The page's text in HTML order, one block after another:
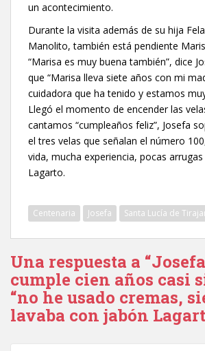
un acontecimiento.
Durante la visita además de su hija
Manolito, también está pendiente
“Marisa es muy buena también”, dice
que “Marisa lleva siete años con mi
cuidadora que ha tenido y estamos
Llegó el momento de encender las
cantamos “cumpleaños feliz”, Josefa
el tres velas que señalan el número
vida, mucha experiencia, pocas
Lagarto.
Centenaria Josefa Santa Lucía de
Una respuesta a
cumple cien años casi
“no he usado cremas,
lavaba con jabón